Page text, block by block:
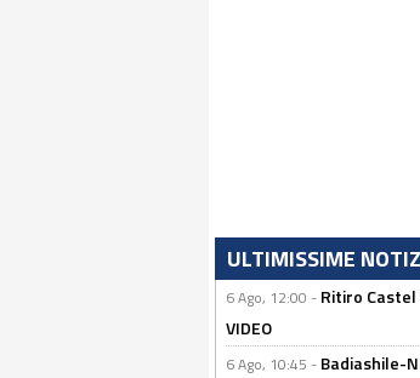
ULTIMISSIME
6 Ago, 12:00 - Ritiro
VIDEO
6 Ago, 10:45 - Badiashile-